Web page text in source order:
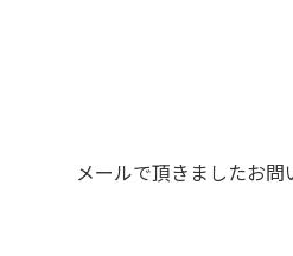
メールで頂きましたお問